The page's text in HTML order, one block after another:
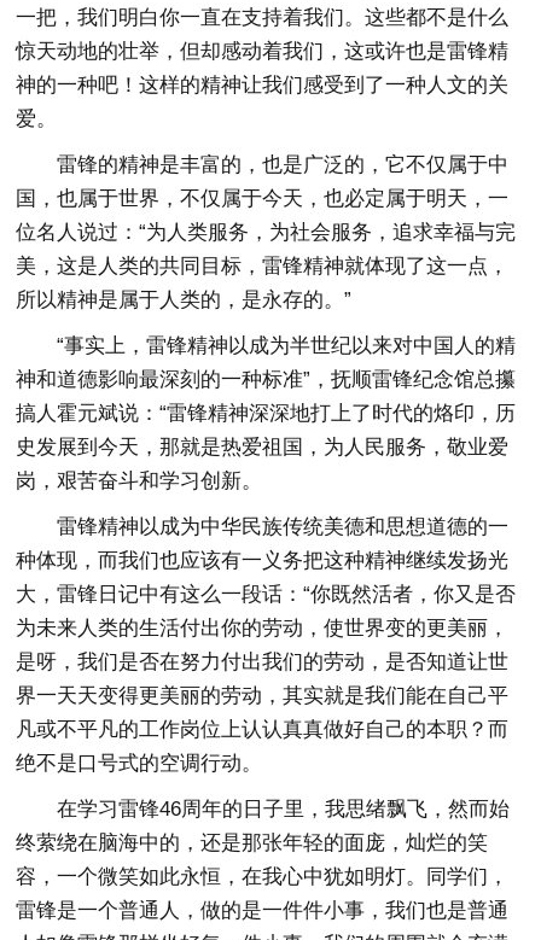
一把，我们明白你一直在支持着我们。这些都不是什么
惊天动地的壮举，但却感动着我们，这或许也是雷锋精
神的一种吧！这样的精神让我们感受到了一种人文的关
爱。
雷锋的精神是丰富的，也是广泛的，它不仅属于中
国，也属于世界，不仅属于今天，也必定属于明天，一
位名人说过：“为人类服务，为社会服务，追求幸福与完
美，这是人类的共同目标，雷锋精神就体现了这一点，
所以精神是属于人类的，是永存的。”
“事实上，雷锋精神以成为半世纪以来对中国人的精
神和道德影响最深刻的一种标准”，抚顺雷锋纪念馆总攥
搞人霍元斌说：“雷锋精神深深地打上了时代的烙印，历
史发展到今天，那就是热爱祖国，为人民服务，敬业爱
岗，艰苦奋斗和学习创新。
雷锋精神以成为中华民族传统美德和思想道德的一
种体现，而我们也应该有一义务把这种精神继续发扬光
大，雷锋日记中有这么一段话：“你既然活者，你又是否
为未来人类的生活付出你的劳动，使世界变的更美丽，
是呀，我们是否在努力付出我们的劳动，是否知道让世
界一天天变得更美丽的劳动，其实就是我们能在自己平
凡或不平凡的工作岗位上认认真真做好自己的本职？而
绝不是口号式的空调行动。
在学习雷锋46周年的日子里，我思绪飘飞，然而始
终萦绕在脑海中的，还是那张年轻的面庞，灿烂的笑
容，一个微笑如此永恒，在我心中犹如明灯。同学们，
雷锋是一个普通人，做的是一件件小事，我们也是普通